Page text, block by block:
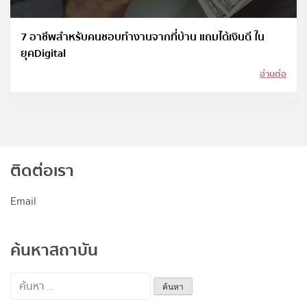
7 อาชีพสำหรับคนชอบทำงานจากที่บ้าน แถมได้เงินดี ใน
ยุคDigital
อ่านต่อ
ติดต่อเรา
Email
ค้นหาสถาบัน
ค้นหา